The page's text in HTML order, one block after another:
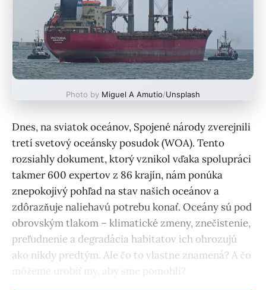
Photo by Miguel A Amutio/Unsplash
Dnes, na sviatok oceánov, Spojené národy zverejnili
tretí svetový oceánsky posudok (WOA). Tento
rozsiahly dokument, ktorý vznikol vďaka spolupráci
takmer 600 expertov z 86 krajín, nám ponúka
znepokojivý pohľad na stav našich oceánov a
zdôrazňuje naliehavú potrebu konať. Oceány sú pod
obrovským tlakom – klimatické zmeny, znečistenie,
preľudnenie a degradácia habitatov ich ohrozujú
ako nikdy predtým. Ale čo to vlastne znamená? A čo
môžeme urobiť my, aby sme pomohli?